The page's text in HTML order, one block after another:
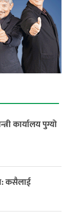
कार्यालय पुग्यो
कसैलाई